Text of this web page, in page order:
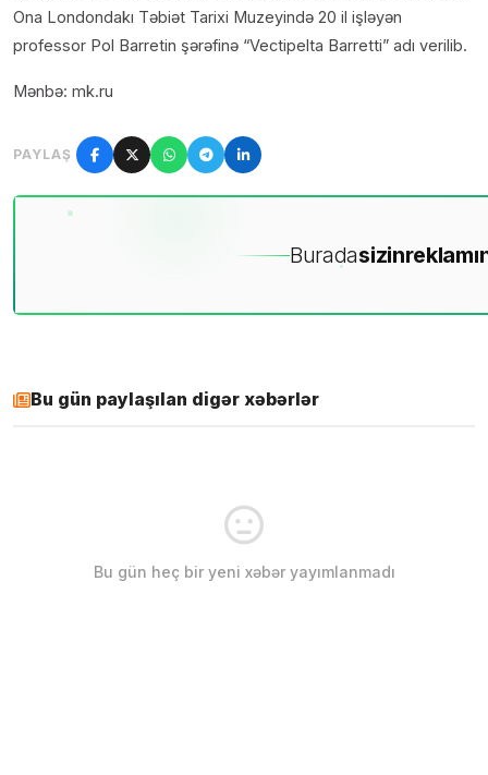
Ona Londondakı Təbiət Tarixi Muzeyində 20 il işləyən
professor Pol Barretin şərəfinə “Vectipelta Barretti” adı verilib.
Mənbə: mk.ru
PAYLAŞ
Buradasizin
Bu gün paylaşılan digər xəbərlər
Bu gün heç bir yeni xəbər yayımlanmadı